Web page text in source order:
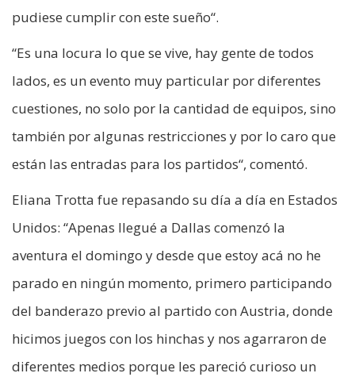
pudiese cumplir con este sueño“.
“Es una locura lo que se vive, hay gente de todos
lados, es un evento muy particular por diferentes
cuestiones, no solo por la cantidad de equipos, sino
también por algunas restricciones y por lo caro que
están las entradas para los partidos“, comentó.
Eliana Trotta fue repasando su día a día en Estados
Unidos: “Apenas llegué a Dallas comenzó la
aventura el domingo y desde que estoy acá no he
parado en ningún momento, primero participando
del banderazo previo al partido con Austria, donde
hicimos juegos con los hinchas y nos agarraron de
diferentes medios porque les pareció curioso un